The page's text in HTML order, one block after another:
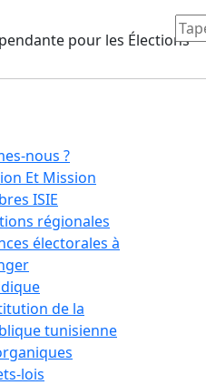
nous ?
Et Mission
ISIE
régionales
électorales à
de la
tunisienne
lois